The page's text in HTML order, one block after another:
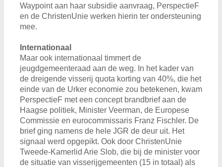
Waypoint aan haar subsidie aanvraag, PerspectieF
en de ChristenUnie werken hierin ter ondersteuning
mee.
Internationaal
Maar ook internationaal timmert de
jeugdgemeenteraad aan de weg. In het kader van
de dreigende visserij quota korting van 40%, die het
einde van de Urker economie zou betekenen, kwam
PerspectieF met een concept brandbrief aan de
Haagse politiek, Minister Veerman, de Europese
Commissie en eurocommissaris Franz Fischler. De
brief ging namens de hele JGR de deur uit. Het
signaal werd opgepikt. Ook door ChristenUnie
Tweede-Kamerlid Arie Slob, die bij de minister voor
de situatie van visserijgemeenten (15 in totaal) als